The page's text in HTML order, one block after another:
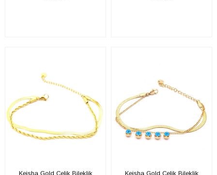
Keisha Gold Çelik Bileklik Keisha Gold Çelik Bileklik